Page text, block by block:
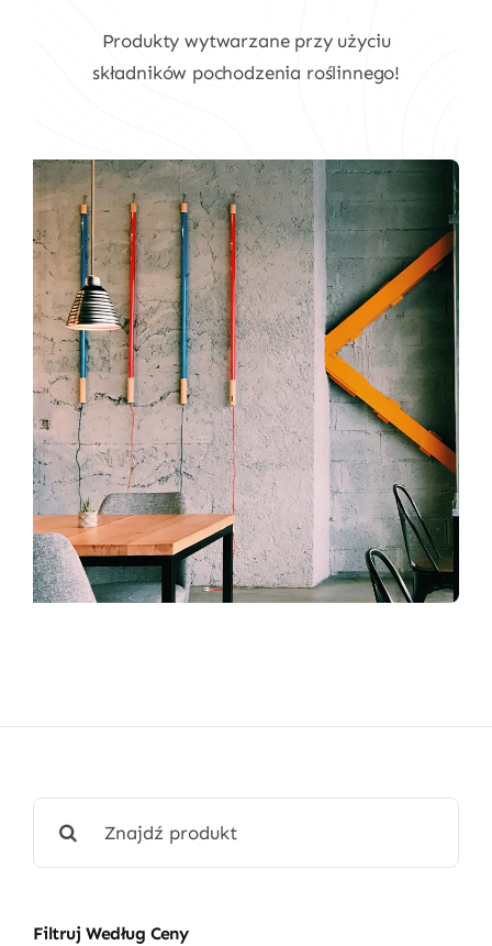
Produkty wytwarzane przy użyciu
składników pochodzenia roślinnego!
Filtruj Według Ceny